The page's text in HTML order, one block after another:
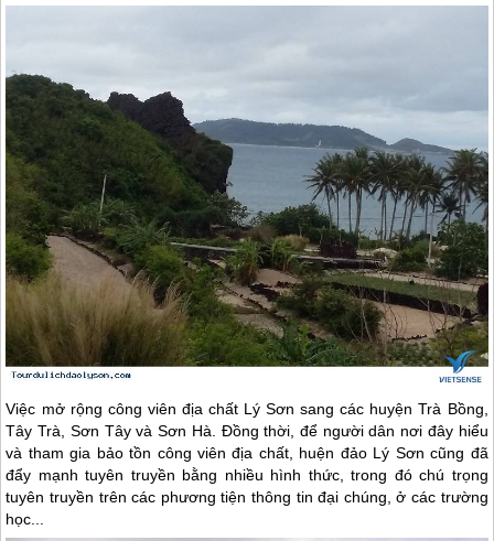
Việc mở rộng công viên địa chất Lý Sơn sang các huyện Trà Bồng,
Tây Trà, Sơn Tây và Sơn Hà. Đồng thời, để người dân nơi đây hiểu
và tham gia bảo tồn công viên địa chất, huện đảo Lý Sơn cũng đã
đẩy mạnh tuyên truyền bằng nhiều hình thức, trong đó chú trọng
tuyên truyền trên các phương tiện thông tin đại chúng, ở các trường
học...